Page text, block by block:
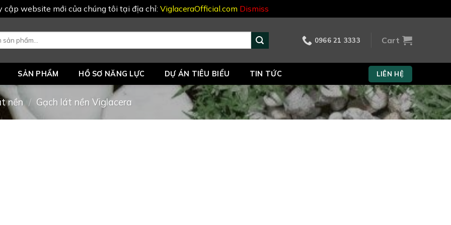
cập website mới của chúng tôi tại địa chỉ: ViglaceraOfficial.com Dismiss
0966 21 3333 Cart
SẢN PHẨM HỒ SƠ NĂNG LỰC DỰ ÁN TIÊU BIỂU TIN TỨC LIÊN HỆ
nền / Gạch lát nền Viglacera